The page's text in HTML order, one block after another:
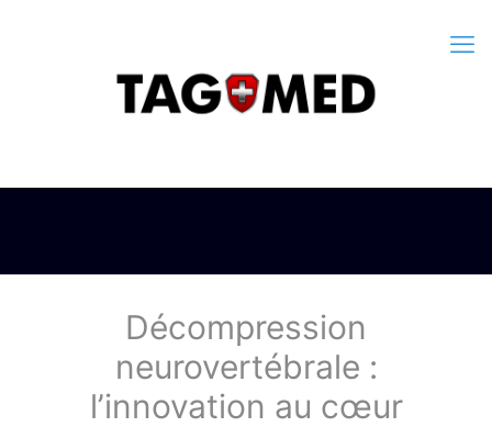
Décompression
neurovertébrale :
l’innovation au cœur